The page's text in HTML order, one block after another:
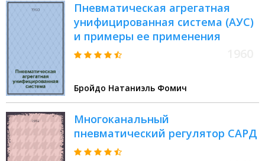
Пневматическая агрегатная
унифицированная система (АУС)
и примеры ее применения
Бройдо Натаниэль Фомич
Многоканальный
пневматический регулятор САРД